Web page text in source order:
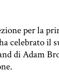
per la
il
di Adam